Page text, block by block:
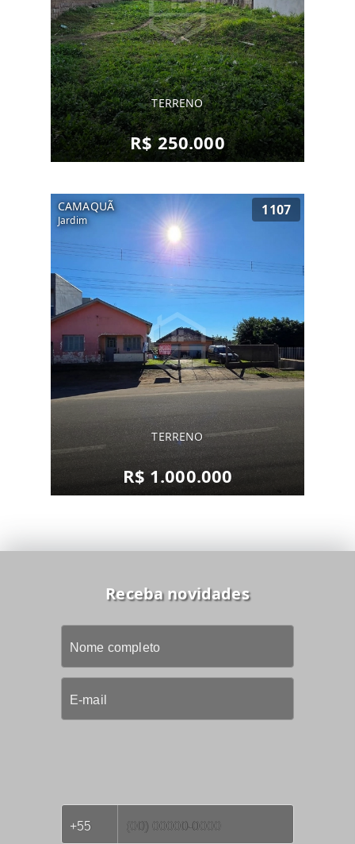
TERRENO
R$ 250.000
CAMAQUÃ
Jardim
1107
TERRENO
R$ 1.000.000
Receba novidades